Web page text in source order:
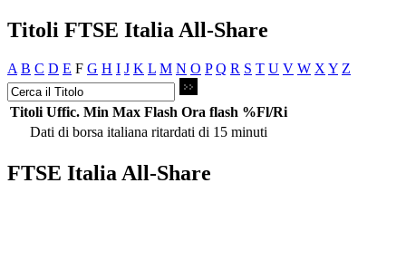
Titoli FTSE Italia All-Share
A B C D E F G H I J K L M N O P Q R S T U V W X Y Z
Titoli Uffic. Min Max Flash Ora flash %Fl/Ri
Dati di borsa italiana ritardati di 15 minuti
FTSE Italia All-Share